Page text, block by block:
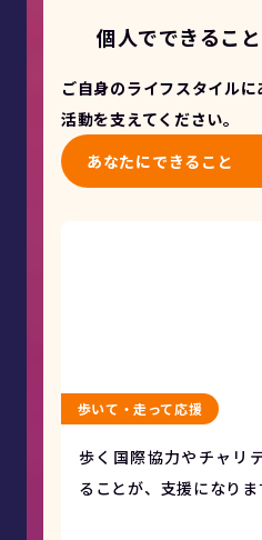
個人でできること
ご自身のライフスタイル
活動を支えてください。
あなたにできること
歩いて・走って応援
歩く国際協力やチャリ
ることが、支援になりま